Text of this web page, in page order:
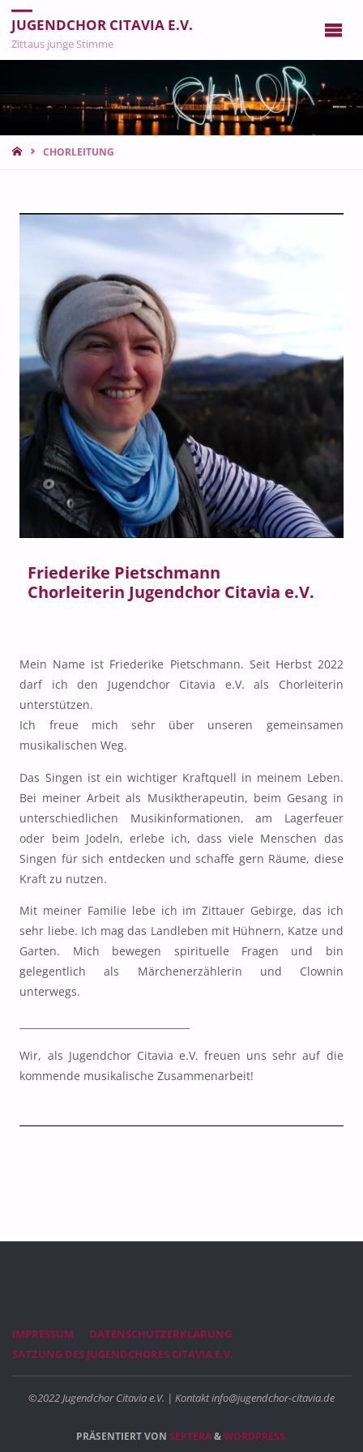
JUGENDCHOR CITAVIA E.V.
Zittaus junge Stimme
CHORLEITUNG
Friederike Pietschmann
Chorleiterin Jugendchor Citavia e.V.
Mein Name ist Friederike Pietschmann. Seit Herbst 2022
darf ich den Jugendchor Citavia e.V. als Chorleiterin
unterstützen.
Ich freue mich sehr über unseren gemeinsamen
musikalischen Weg.
Das Singen ist ein wichtiger Kraftquell in meinem Leben.
Bei meiner Arbeit als Musiktherapeutin, beim Gesang in
unterschiedlichen Musikinformationen, am Lagerfeuer
oder beim Jodeln, erlebe ich, dass viele Menschen das
Singen für sich entdecken und schaffe gern Räume, diese
Kraft zu nutzen.
Mit meiner Familie lebe ich im Zittauer Gebirge, das ich
sehr liebe. Ich mag das Landleben mit Hühnern, Katze und
Garten. Mich bewegen spirituelle Fragen und bin
gelegentlich als Märchenerzählerin und Clownin
unterwegs.
Wir, als Jugendchor Citavia e.V. freuen uns sehr auf die
kommende musikalische Zusammenarbeit!
IMPRESSUM
DATENSCHUTZERKLÄRUNG
SATZUNG DES JUGENDCHORES CITAVIA E.V.
©2022 Jugendchor Citavia e.V. | Kontakt info@jugendchor-citavia.de
PRÄSENTIERT VON SEPTERA&WORDPRESS.